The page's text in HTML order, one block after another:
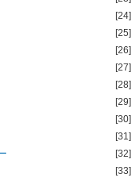
[24]
[25]
[26]
[27]
[28]
[29]
[30]
[31]
[32]
[33]